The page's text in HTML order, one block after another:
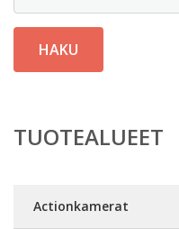
HAKU
TUOTEALUEET
Actionkamerat